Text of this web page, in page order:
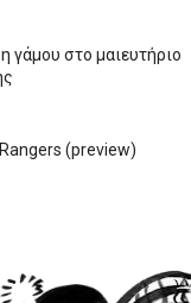
γάμου στο μαιευτήριο
(preview)